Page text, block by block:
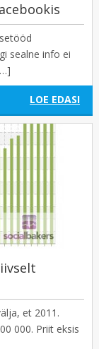
sealne info ei
LOE EDASI
et 2011.
000. Priit eksis